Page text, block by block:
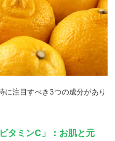
に注目すべき3つの成分があり
タミンC」：お肌と元